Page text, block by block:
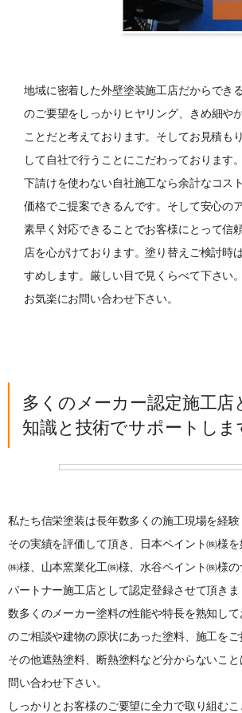
地域に密着した外壁塗装施工店だからでき
のご要望をしっかりヒヤリング、きめ細や
ことだと考えております。 そしてお見積も
して自社で行うことにこだわっております。
下請けを使わない自社施工なら余計なコス
価格でご提案できるんです。 そして安心の
素早く対応できることでお客様にとって信
店を心がけております。 塗り替えご検討時
すめします。厳しい目で見くらべて下さい。
お気楽にお問い合わせ下さい。
多くのメーカー認定施工店
知識と技術でサポートしま
私たち信栄塗装は長年数多くの施工現場を経験
その実績を評価して頂き、日本ペイント㈱様
㈱様、山本窯業化工㈱様、水谷ペイント㈱様
パートナー施工店として認定登録させて頂きま
数多くのメーカー塗料の性能や特長を熟知し
のご相談や建物の原状にあった塗料、施工をご
その他遮熱塗料、断熱塗料など分からないこ
問い合わせ下さい。
しっかりとお客様のご要望に全力で取り組む